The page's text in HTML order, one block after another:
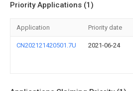
Priority Applications (1)
Application Priority date
CN202121420501.7U 2021-06-24